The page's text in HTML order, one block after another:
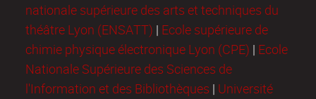
nationale supérieure des arts et techniques du
théâtre Lyon (ENSATT) | Ecole supérieure de
chimie physique électronique Lyon (CPE) | Ecole
Nationale Supérieure des Sciences de
l'Information et des Bibliothèques | Université